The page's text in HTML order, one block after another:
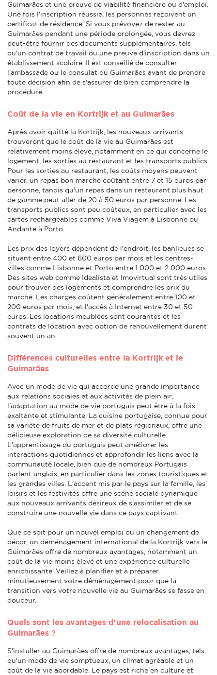
Guimarães et une preuve de viabilité financière ou d'emploi.
Une fois l'inscription réussie, les personnes reçoivent un
certificat de résidence. Si vous prévoyez de rester au
Guimarães pendant une période prolongée, vous devrez
peut-être fournir des documents supplémentaires, tels
qu'un contrat de travail ou une preuve d'inscription dans un
établissement scolaire. Il est conseillé de consulter
l'ambassade ou le consulat du Guimarães avant de prendre
toute décision afin de s'assurer de bien comprendre la
procédure.
Coût de la vie en Kortrijk et au Guimarães
Après avoir quitté la Kortrijk, les nouveaux arrivants
trouveront que le coût de la vie au Guimarães est
relativement moins élevé, notamment en ce qui concerne le
logement, les sorties au restaurant et les transports publics.
Pour les sorties au restaurant, les coûts moyens peuvent
varier, un repas bon marché coûtant entre 7 et 15 euros par
personne, tandis qu'un repas dans un restaurant plus haut
de gamme peut aller de 20 à 50 euros par personne. Les
transports publics sont peu coûteux, en particulier avec les
cartes rechargeables comme Viva Viagem à Lisbonne ou
Andante à Porto.
Les prix des loyers dépendent de l'endroit, les banlieues se
situant entre 400 et 600 euros par mois et les centres-
villes comme Lisbonne et Porto entre 1 000 et 2 000 euros.
Des sites web comme Idealista et Imovirtual sont très utiles
pour trouver des logements et comprendre les prix du
marché. Les charges coûtent généralement entre 100 et
200 euros par mois, et l'accès à Internet entre 30 et 50
euros. Les locations meublées sont courantes et les
contrats de location avec option de renouvellement durent
souvent un an.
Différences culturelles entre la Kortrijk et le
Guimarães
Avec un mode de vie qui accorde une grande importance
aux relations sociales et aux activités de plein air,
l'adaptation au mode de vie portugais peut être à la fois
exaltante et stimulante. La cuisine portugaise, connue pour
sa variété de fruits de mer et de plats régionaux, offre une
délicieuse exploration de sa diversité culturelle.
L'apprentissage du portugais peut améliorer les
interactions quotidiennes et approfondir les liens avec la
communauté locale, bien que de nombreux Portugais
parlent anglais, en particulier dans les zones touristiques et
les grandes villes. L'accent mis par le pays sur la famille, les
loisirs et les festivités offre une scène sociale dynamique
aux nouveaux arrivants désireux de s'assimiler et de se
construire une nouvelle vie dans ce pays captivant.
Que ce soit pour un nouvel emploi ou un changement de
décor, un déménagement international de la Kortrijk vers le
Guimarães offre de nombreux avantages, notamment un
coût de la vie moins élevé et une expérience culturelle
enrichissante. Veillez à planifier et à préparer
minutieusement votre déménagement pour que la
transition vers votre nouvelle vie au Guimarães se fasse en
douceur.
Quels sont les avantages d'une relocalisation au
Guimarães ?
S'installer au Guimarães offre de nombreux avantages, tels
qu'un mode de vie somptueux, un climat agréable et un
coût de la vie abordable. Le pays est riche en culture et